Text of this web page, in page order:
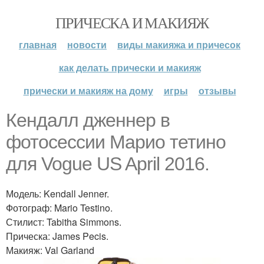
ПРИЧЕСКА И МАКИЯЖ
главная новости
виды макияжа и причесок
как делать прически и макияж
прически и макияж на дому
игры отзывы
Кендалл дженнер в
фотосессии Марио тетино
для Vogue US April 2016.
Модель: Kendall Jenner.
Фотограф: Mario Testino.
Стилист: Tabitha Simmons.
Прическа: James Pecis.
Макияж: Val Garland